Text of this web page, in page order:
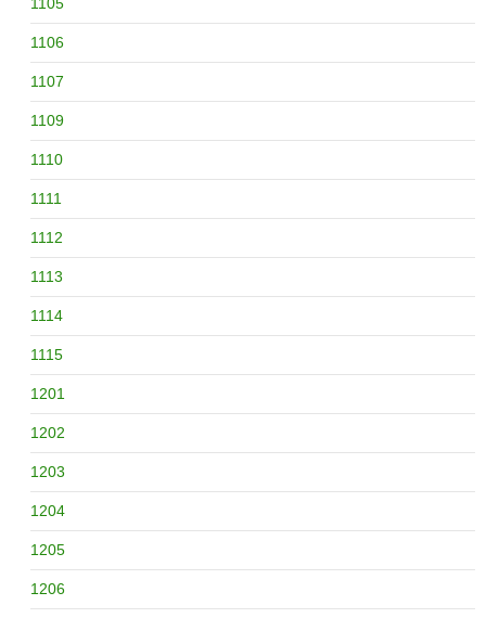
1106
1107
1109
1110
1111
1112
1113
1114
1115
1201
1202
1203
1204
1205
1206